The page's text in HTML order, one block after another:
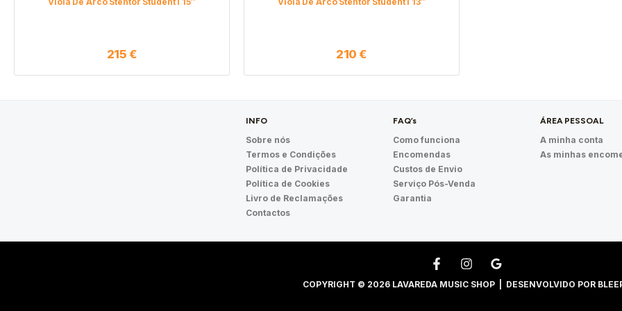
215 € 210€
INFO
Sobre nós
Termos e Condições
Política de Privacidade
Política de Cookies
Livro de Reclamações
Contactos
FAQ’s
Como funciona
Encomendas
Custos de Envio
Serviço Pós-Venda
Garantia
ÁREA PESSOAL
A minha conta
As minhas
COPYRIGHT © 2026 LAVAREDA MUSIC SHOP | DESENVOLVIDO POR